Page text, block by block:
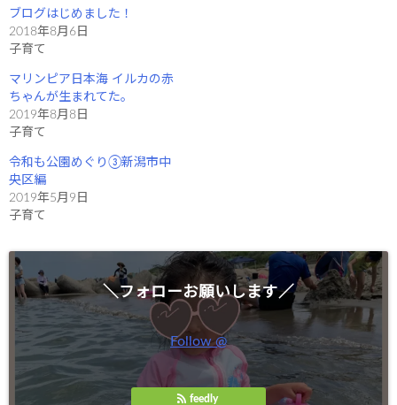
r
で
共
有
(
し
い
ウ
ィ
ン
ド
ウ
開
き
ま
す
)
る
に
は
ク
し
て
く
だ
新
し
ウ
ィ
ま
す
)
ブログはじめました！
2018年8月6日
子育て
マリンピア日本海 イルカの赤
ちゃんが生まれてた。
2019年8月8日
子育て
令和も公園めぐり③新潟市中
央区編
2019年5月9日
子育て
＼フォローお願いします／
Follow @
feedly